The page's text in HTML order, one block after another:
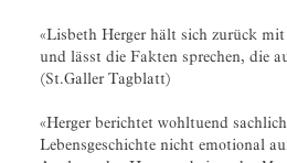
«Lisbeth Herger hält sich zurück
und lässt die Fakten sprechen, die
(St.Galler Tagblatt)
«Herger berichtet wohltuend
Lebensgeschichte nicht emotional